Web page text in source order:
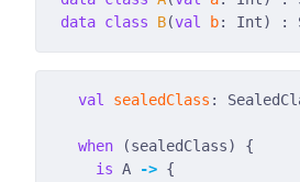
data class B(val b
val sealedClass :
when
is A ->